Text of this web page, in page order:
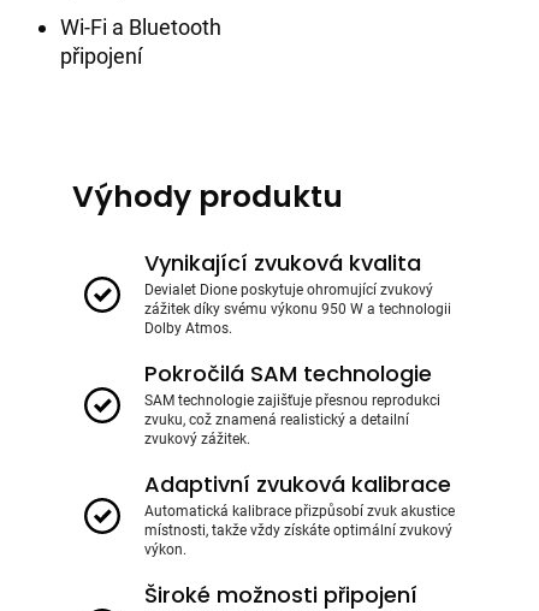
Wi-Fi a Bluetooth
připojení
Výhody produktu
Vynikající zvuková kvalita
Devialet Dione poskytuje ohromující zvukový
zážitek díky svému výkonu 950 W a technologii
Dolby Atmos.
Pokročilá SAM technologie
SAM technologie zajišťuje přesnou reprodukci
zvuku, což znamená realistický a detailní
zvukový zážitek.
Adaptivní zvuková kalibrace
Automatická kalibrace přizpůsobí zvuk akustice
místnosti, takže vždy získáte optimální zvukový
výkon.
Široké možnosti připojení